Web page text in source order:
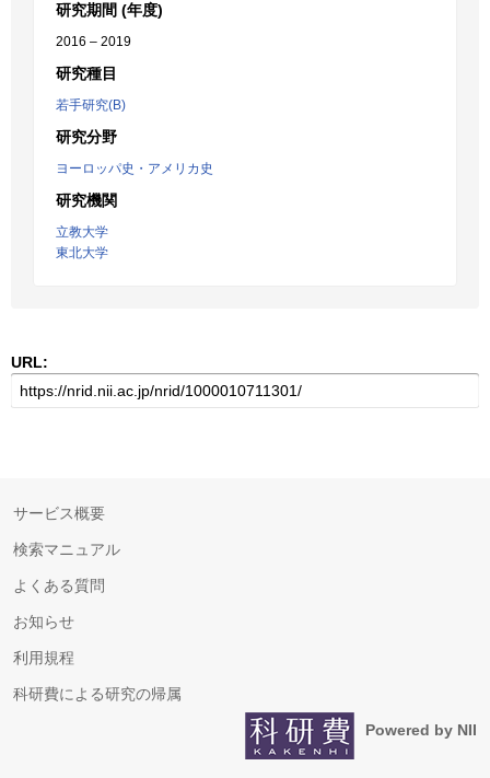
研究期間 (年度)
2016 – 2019
研究種目
若手研究(B)
研究分野
ヨーロッパ史・アメリカ史
研究機関
立教大学
東北大学
URL:
サービス概要
検索マニュアル
よくある質問
お知らせ
利用規程
科研費による研究の帰属
Powered by NII